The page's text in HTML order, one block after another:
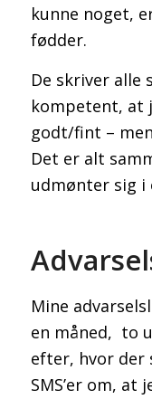
kunne noget,
fødder.
De skriver
kompetent, at
godt/fint –
Det er alt
udmønter sig i
Mine
en måned, to
efter, hvor der
SMS’er om, at